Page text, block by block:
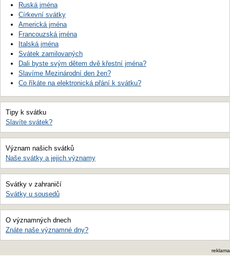
Ruská jména
Církevní svátky
Americká jména
Francouzská jména
Italská jména
Svátek zamilovaných
Dali byste svým dětem dvě křestní jména?
Slavíme Mezinárodní den žen?
Co říkáte na elektronická přání k svátku?
Tipy k svátku
Slavíte svátek?
Význam našich svátků
Naše svátky a jejich významy
Svátky v zahraničí
Svátky u sousedů
O významných dnech
Znáte naše významné dny?
reklama